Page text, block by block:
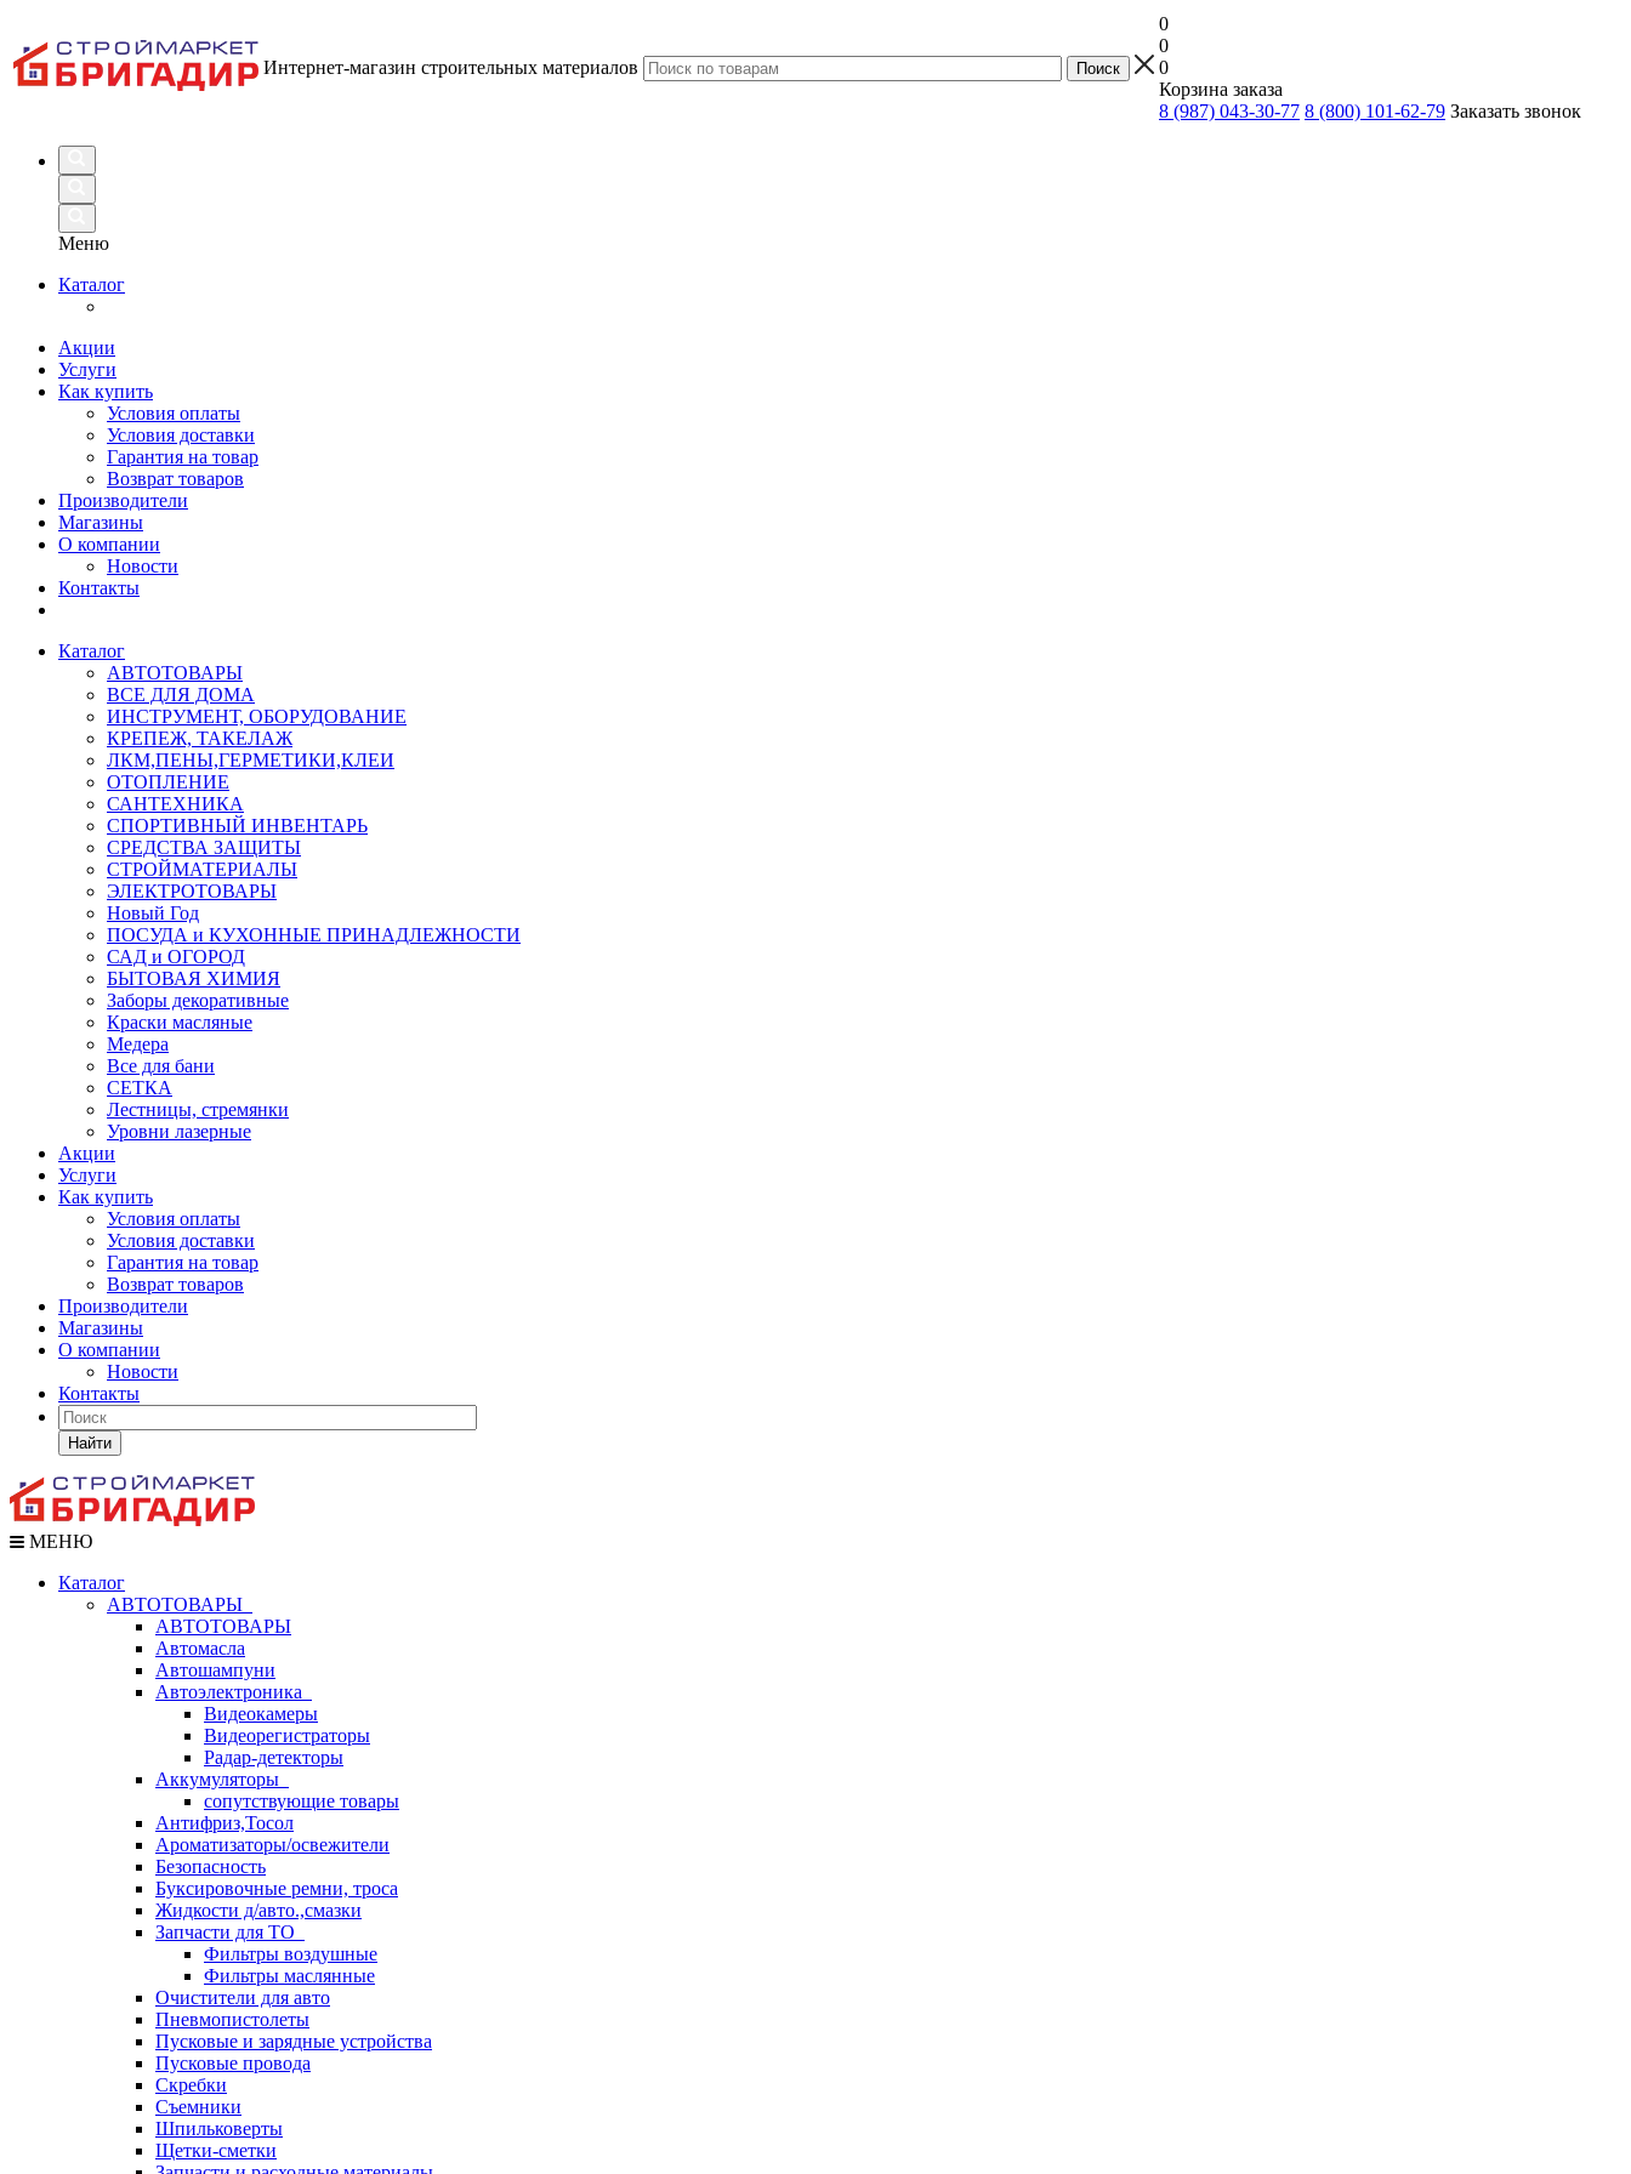
Интернет-магазин строительных материалов
0
0
0
Корзина заказа
8 (987) 043-30-77 8 (800) 101-62-79 Заказать звонок
Меню
Каталог
Акции
Услуги
Как купить
Условия оплаты
Условия доставки
Гарантия на товар
Возврат товаров
Производители
Магазины
О компании
Новости
Контакты
Каталог
АВТОТОВАРЫ
ВСЕ ДЛЯ ДОМА
ИНСТРУМЕНТ, ОБОРУДОВАНИЕ
КРЕПЕЖ, ТАКЕЛАЖ
ЛКМ,ПЕНЫ,ГЕРМЕТИКИ,КЛЕИ
ОТОПЛЕНИЕ
САНТЕХНИКА
СПОРТИВНЫЙ ИНВЕНТАРЬ
СРЕДСТВА ЗАЩИТЫ
СТРОЙМАТЕРИАЛЫ
ЭЛЕКТРОТОВАРЫ
Новый Год
ПОСУДА и КУХОННЫЕ ПРИНАДЛЕЖНОСТИ
САД и ОГОРОД
БЫТОВАЯ ХИМИЯ
Заборы декоративные
Краски масляные
Медера
Все для бани
СЕТКА
Лестницы, стремянки
Уровни лазерные
Акции
Услуги
Как купить
Условия оплаты
Условия доставки
Гарантия на товар
Возврат товаров
Производители
Магазины
О компании
Новости
Контакты
Найти
МЕНЮ
Каталог
АВТОТОВАРЫ
АВТОТОВАРЫ
Автомасла
Автошампуни
Автоэлектроника
Видеокамеры
Видеорегистраторы
Радар-детекторы
Аккумуляторы
сопутствующие товары
Антифриз,Тосол
Ароматизаторы/освежители
Безопасность
Буксировочные ремни, троса
Жидкости д/авто.,смазки
Запчасти для ТО
Фильтры воздушные
Фильтры маслянные
Очистители для авто
Пневмопистолеты
Пусковые и зарядные устройства
Пусковые провода
Скребки
Съемники
Шпильковерты
Щетки-сметки